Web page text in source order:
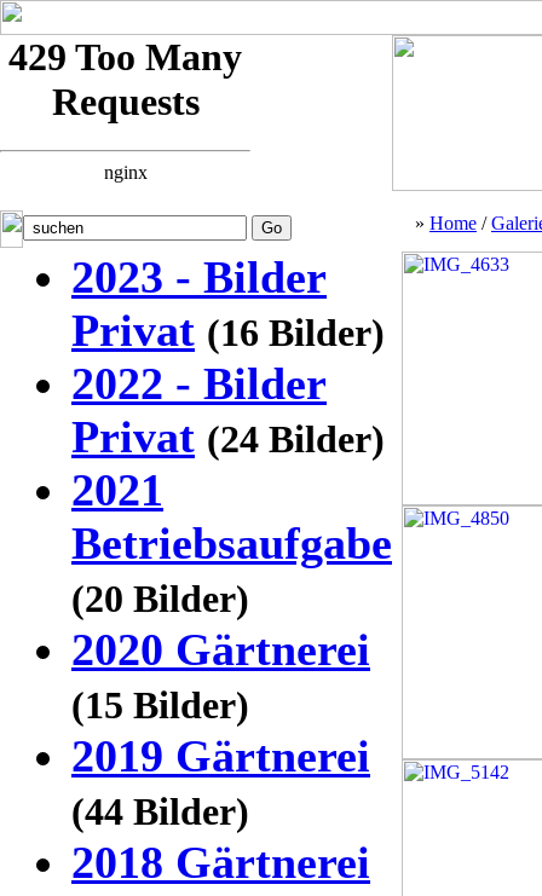
» Home /
2023 - Bilder
Privat (16 Bilder)
2022 - Bilder
Privat (24 Bilder)
2021
Betriebsaufgabe
(20 Bilder)
2020 Gärtnerei
(15 Bilder)
2019 Gärtnerei
(44 Bilder)
2018 Gärtnerei